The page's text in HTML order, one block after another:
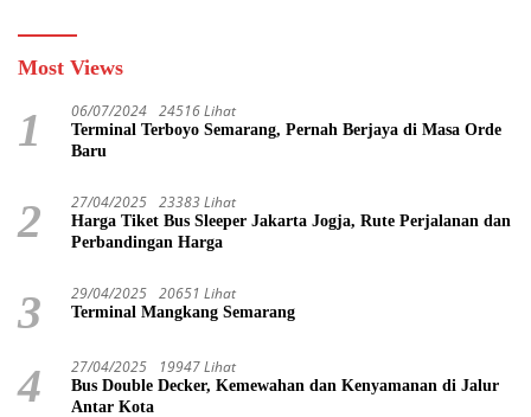
Most Views
1 06/07/2024 24516 Lihat
Terminal Terboyo Semarang, Pernah Berjaya di Masa Orde
Baru
2 27/04/2025 23383 Lihat
Harga Tiket Bus Sleeper Jakarta Jogja, Rute Perjalanan dan
Perbandingan Harga
3 29/04/2025 20651 Lihat
Terminal Mangkang Semarang
4 27/04/2025 19947 Lihat
Bus Double Decker, Kemewahan dan Kenyamanan di Jalur
Antar Kota